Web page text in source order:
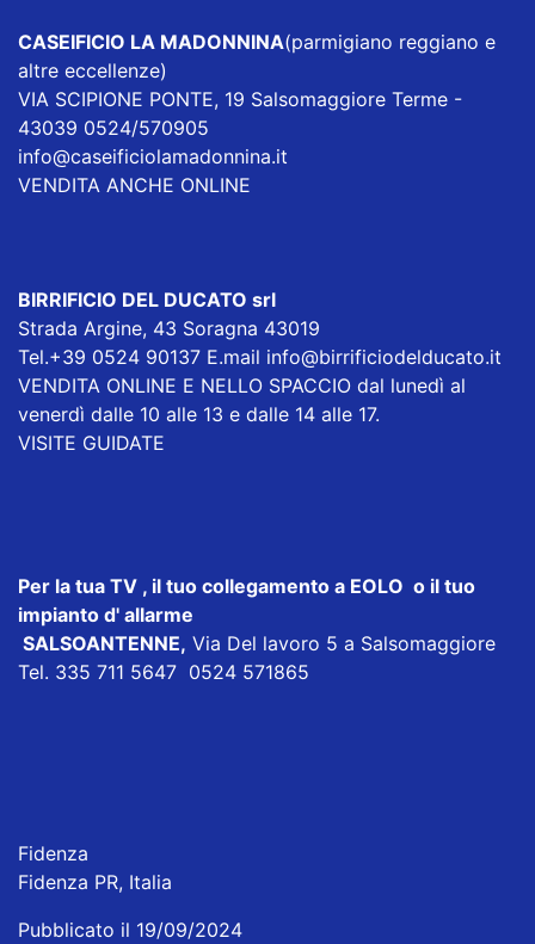
CASEIFICIO LA MADONNINA(parmigiano reggiano e
altre eccellenze)
VIA SCIPIONE PONTE, 19 Salsomaggiore Terme -
43039 0524/570905
info@caseificiolamadonnina.it
VENDITA ANCHE ONLINE
BIRRIFICIO DEL DUCATO srl
Strada Argine, 43 Soragna 43019
Tel.+39 0524 90137 E.mail info@birrificiodelducato.it
VENDITA ONLINE E NELLO SPACCIO dal lunedì al
venerdì dalle 10 alle 13 e dalle 14 alle 17.
VISITE GUIDATE
Per la tua TV , il tuo collegamento a EOLO o il tuo
impianto d' allarme
SALSOANTENNE, Via Del lavoro 5 a Salsomaggiore
Tel. 335 711 5647 0524 571865
Fidenza
Fidenza PR, Italia
Pubblicato il 19/09/2024